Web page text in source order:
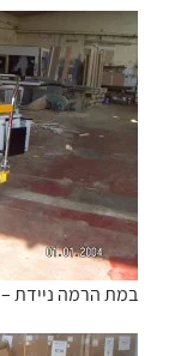
במת הרמה ניידת – 300 עד 500 קג S100 2